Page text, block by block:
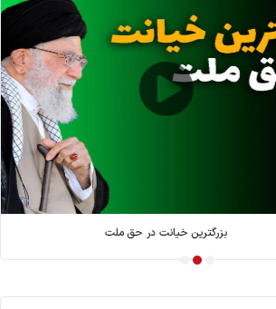
بازسازی بعد از جنگ؛ کارویژه بانک توسعه